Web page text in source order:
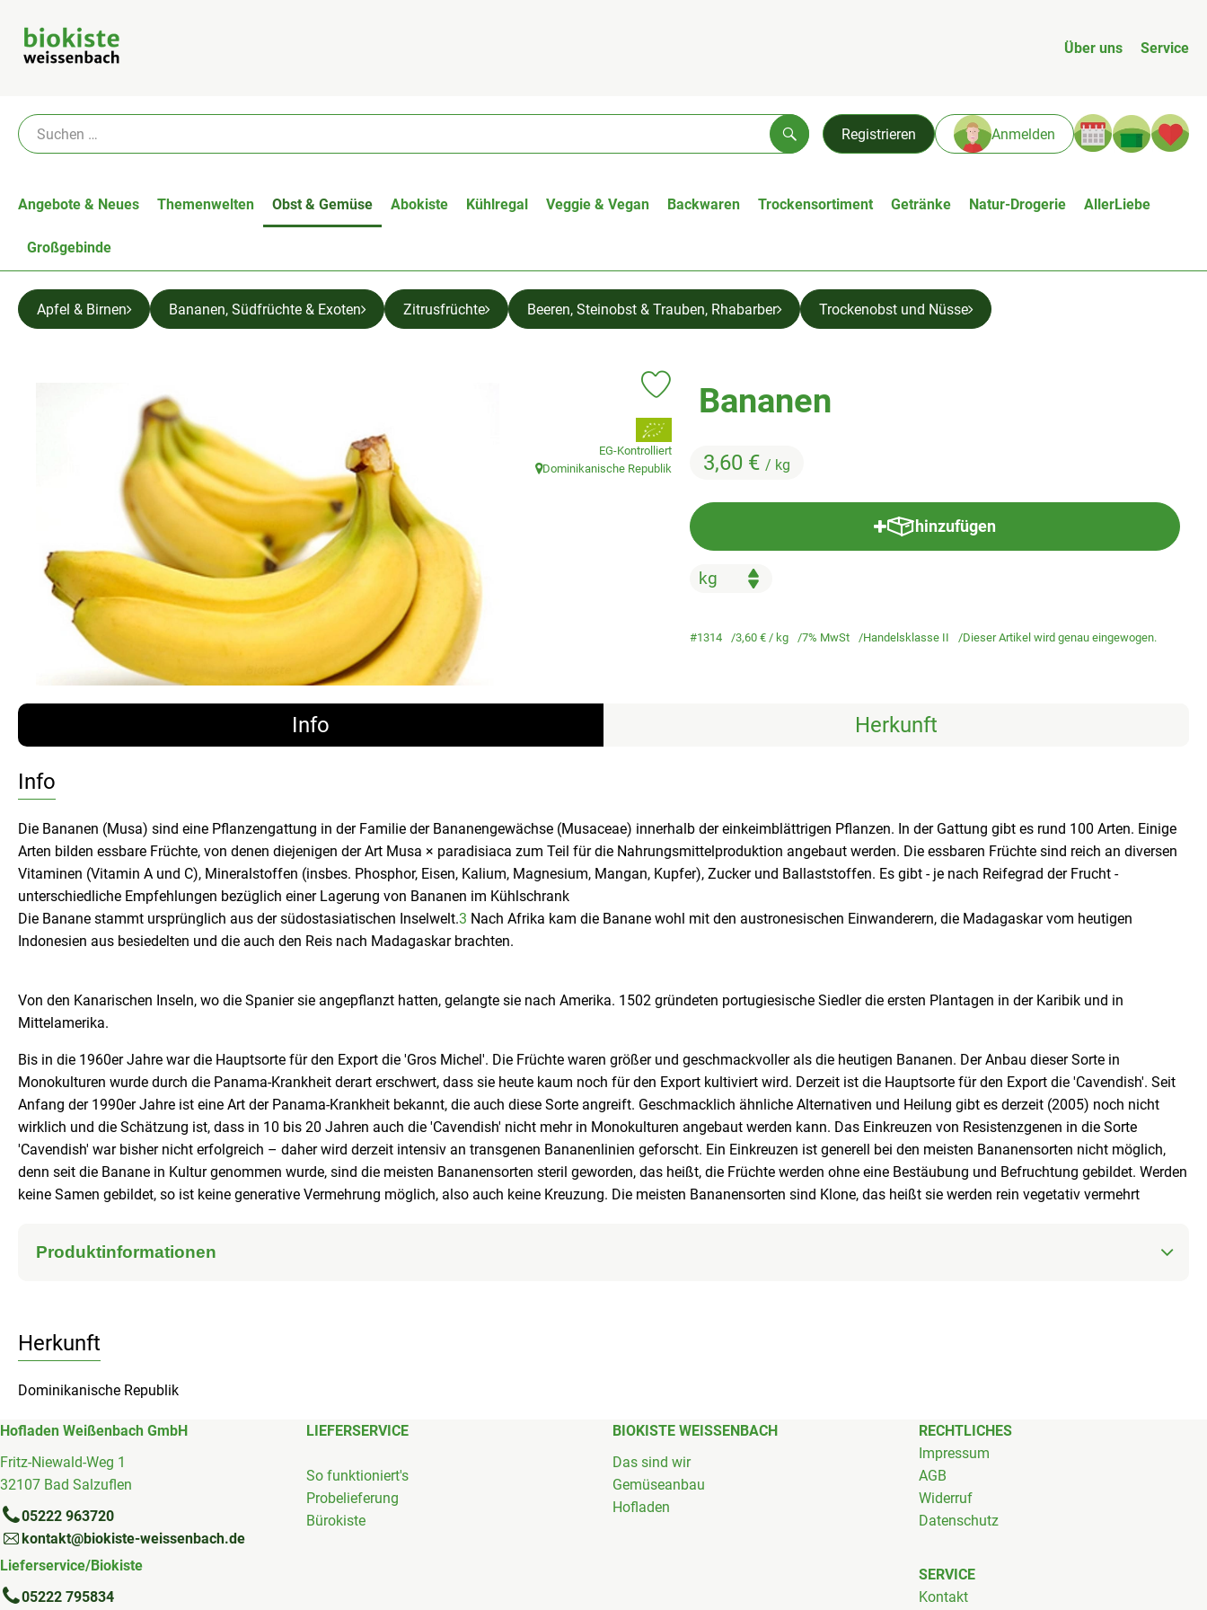
Über uns Service
Registrieren Anmelden
Suchen
Angebote & Neues Themenwelten Obst & Gemüse Abokiste Kühlregal Veggie & Vegan Backwaren Trockensortiment Getränke Natur-Drogerie AllerLiebe
Großgebinde
Apfel & Birnen Bananen, Südfrüchte & Exoten Zitrusfrüchte Beeren, Steinobst & Trauben, Rhabarber Trockenobst und Nüsse
Bananen
3,60 € / kg
Produkt zu Favouriten hinzufügen
, Verband:
EG-Kontrolliert
, Herkunft:
Dominikanische Republik
hinzufügen
Produkt zum Warenkorb hinzufügen
#1314 3,60 € / kg 7% MwSt Handelsklasse II Dieser Artikel wird genau eingewogen.
Info Herkunft
Info
Die Bananen (Musa) sind eine Pflanzengattung in der Familie der Bananengewächse (Musaceae) innerhalb der einkeimblättrigen Pflanzen. In der Gattung gibt es rund 100 Arten. Einige
Arten bilden essbare Früchte, von denen diejenigen der Art Musa × paradisiaca zum Teil für die Nahrungsmittelproduktion angebaut werden. Die essbaren Früchte sind reich an diversen
Vitaminen (Vitamin A und C), Mineralstoffen (insbes. Phosphor, Eisen, Kalium, Magnesium, Mangan, Kupfer), Zucker und Ballaststoffen. Es gibt - je nach Reifegrad der Frucht -
unterschiedliche Empfehlungen bezüglich einer Lagerung von Bananen im Kühlschrank
Die Banane stammt ursprünglich aus der südostasiatischen Inselwelt.3 Nach Afrika kam die Banane wohl mit den austronesischen Einwanderern, die Madagaskar vom heutigen
Indonesien aus besiedelten und die auch den Reis nach Madagaskar brachten.
Von den Kanarischen Inseln, wo die Spanier sie angepflanzt hatten, gelangte sie nach Amerika. 1502 gründeten portugiesische Siedler die ersten Plantagen in der Karibik und in
Mittelamerika.
Bis in die 1960er Jahre war die Hauptsorte für den Export die 'Gros Michel'. Die Früchte waren größer und geschmackvoller als die heutigen Bananen. Der Anbau dieser Sorte in
Monokulturen wurde durch die Panama-Krankheit derart erschwert, dass sie heute kaum noch für den Export kultiviert wird. Derzeit ist die Hauptsorte für den Export die 'Cavendish'. Seit
Anfang der 1990er Jahre ist eine Art der Panama-Krankheit bekannt, die auch diese Sorte angreift. Geschmacklich ähnliche Alternativen und Heilung gibt es derzeit (2005) noch nicht
wirklich und die Schätzung ist, dass in 10 bis 20 Jahren auch die 'Cavendish' nicht mehr in Monokulturen angebaut werden kann. Das Einkreuzen von Resistenzgenen in die Sorte
'Cavendish' war bisher nicht erfolgreich – daher wird derzeit intensiv an transgenen Bananenlinien geforscht. Ein Einkreuzen ist generell bei den meisten Bananensorten nicht möglich,
denn seit die Banane in Kultur genommen wurde, sind die meisten Bananensorten steril geworden, das heißt, die Früchte werden ohne eine Bestäubung und Befruchtung gebildet. Werden
keine Samen gebildet, so ist keine generative Vermehrung möglich, also auch keine Kreuzung. Die meisten Bananensorten sind Klone, das heißt sie werden rein vegetativ vermehrt
Produktinformationen
Herkunft
Dominikanische Republik
Hofladen Weißenbach GmbH
Fritz-Niewald-Weg 1
32107 Bad Salzuflen
05222 963720
kontakt@biokiste-weissenbach.de
Lieferservice/Biokiste
05222 795834
LIEFERSERVICE
So funktioniert's
Probelieferung
Bürokiste
BIOKISTE WEISSENBACH
Das sind wir
Gemüseanbau
Hofladen
RECHTLICHES
Impressum
AGB
Widerruf
Datenschutz
SERVICE
Kontakt